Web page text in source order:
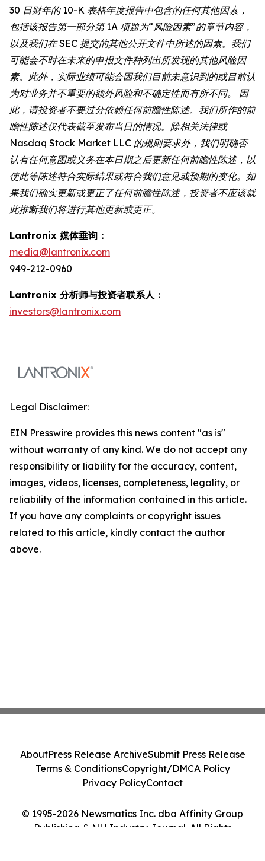
30 日财年的 10-K 表格年度报告中包含的任何其他因素，
包括该报告第一部分第 1A 项题为“风险因素”的章节内容，
以及我们在 SEC 提交的其他公开文件中所述的因素。我们
可能会不时在未来的申报文件种列出所发现的其他风险因
素。此外，实际业绩可能会因我们目前未意识到的或目前认
为对业务并不重要的额外风险和不确定性而有所不同。 因
此，请投资者不要过分依赖任何前瞻性陈述。我们所作的前
瞻性陈述仅代表截至发布当日的情况。除相关法律或
Nasdaq Stock Market LLC 的规则要求外，我们明确否
认有任何意图或义务在本日期之后更新任何前瞻性陈述，以
使此等陈述符合实际结果或符合我们意见或预期的变化。如
果我们确实更新或更正了任何前瞻性陈述，投资者不应该就
此推断我们将进行其他更新或更正。
Lantronix 媒体垂询：
media@lantronix.com
949-212-0960
Lantronix 分析师与投资者联系人：
investors@lantronix.com
Legal Disclaimer:
EIN Presswire provides this news content "as is"
without warranty of any kind. We do not accept any
responsibility or liability for the accuracy, content,
images, videos, licenses, completeness, legality, or
reliability of the information contained in this article.
If you have any complaints or copyright issues
related to this article, kindly contact the author
above.
© 1995-2026 Newsmatics Inc. dba Affinity Group
Publishing & NH Industry Journal. All Rights
AboutPress Release ArchiveSubmit Press Release
Terms & ConditionsCopyright/DMCA Policy
Privacy PolicyContact